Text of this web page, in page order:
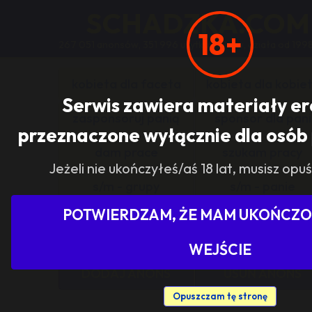
18+
Serwis zawiera materiały
przeznaczone wyłącznie dla
Jeżeli nie ukończyłeś/aś 18 lat, musisz
POTWIERDZAM, ŻE MAM
WEJŚCIE
Opuszczam tę stronę
SCHADZKA.COM
267 051 anonsów, 351 996 użytkowników, działa od 1998
sponsor dla pani
Pokaż tylko ogłoszenia z
DODAJ ANONS USUŃ ANONS